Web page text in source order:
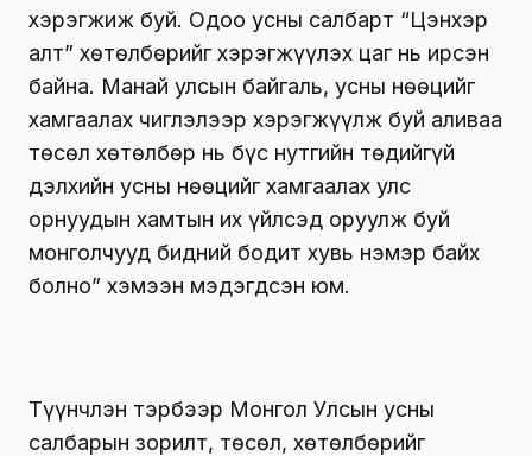
хэрэгжиж буй. Одоо усны салбарт “Цэнхэр
алт” хөтөлбөрийг хэрэгжүүлэх цаг нь ирсэн
байна. Манай улсын байгаль, усны нөөцийг
хамгаалах чиглэлээр хэрэгжүүлж буй аливаа
төсөл хөтөлбөр нь бүс нутгийн төдийгүй
дэлхийн усны нөөцийг хамгаалах улс
орнуудын хамтын их үйлсэд оруулж буй
монголчууд бидний бодит хувь нэмэр байх
болно” хэмээн мэдэгдсэн юм.
Түүнчлэн тэрбээр Монгол Улсын усны
салбарын зорилт, төсөл, хөтөлбөрийг